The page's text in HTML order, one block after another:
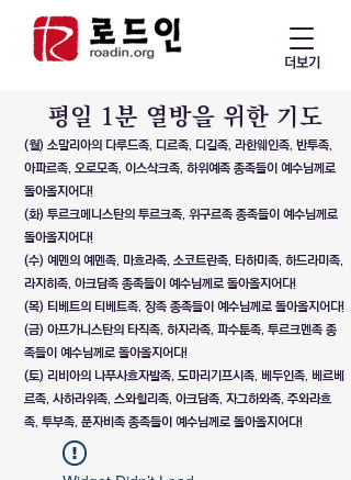
더보기
​평일 1분 열방을 위한 기도
(월) 소말리아의 다루드족, 디르족, 디길족, 라한웨인족, 반투족,
아파르족, 오로모족, 이스삭크족, 하위예족 종족들이 예수님께로
돌아올지어다!
(화) 투르크메니스탄의 투르크족, 위구르족 종족들이 예수님께로
돌아올지어다!
(수) 예멘의 예멘족, 마흐라족, 소코트란족, 타하미족, 하드라미족,
라지히족, 아크담족 종족들이 예수님께로 돌아올지어다!
(목) 티베트의 티베트족, 장족 종족들이 예수님께로 돌아올지어다!
(금) 아프가니스탄의 타직족, 하자라족, 파수툰족, 투르크멘족 종
족들이 예수님께로 돌아올지어다!
(토) 리비아의 나푸사흐자발족, 도마리기프시족, 베두인족, 베르베
르족, 사하라위족, 스와힐리족, 아크담족, 자그하와족, 주와라흐
족, 투부족, 푼자비족 종족들이 예수님께로 돌아올지어다!